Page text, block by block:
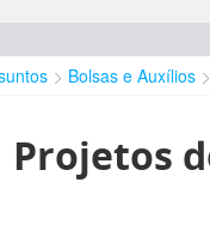
Bolsas e Auxílios
Projetos